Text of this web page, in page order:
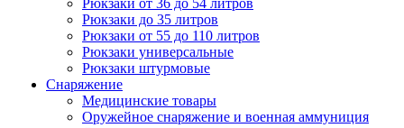
Рюкзаки от 36 до 54 литров
Рюкзаки до 35 литров
Рюкзаки от 55 до 110 литров
Рюкзаки универсальные
Рюкзаки штурмовые
Снаряжение
Медицинские товары
Оружейное снаряжение и военная аммуниция